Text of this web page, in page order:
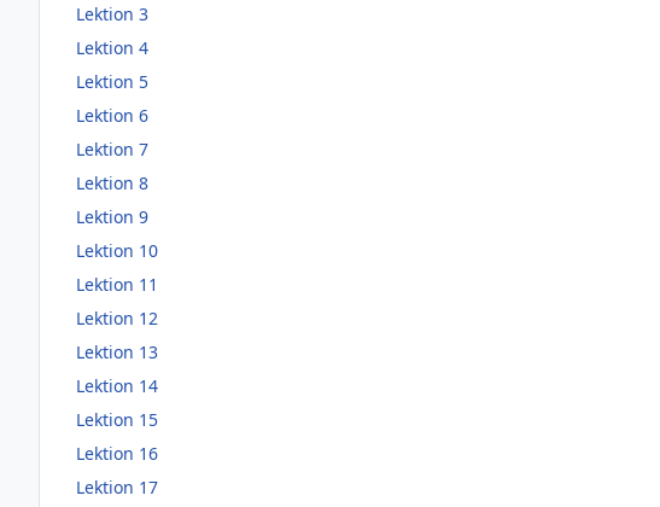
Lektion 3
Lektion 4
Lektion 5
Lektion 6
Lektion 7
Lektion 8
Lektion 9
Lektion 10
Lektion 11
Lektion 12
Lektion 13
Lektion 14
Lektion 15
Lektion 16
Lektion 17